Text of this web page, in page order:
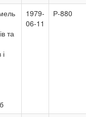
та
1979-
06-11
Р-880